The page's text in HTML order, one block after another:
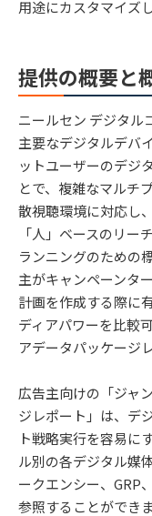
用途にカスタマイズ
提供の概要と
ニールセン デジタル
主要なデジタルデバ
ットユーザーのデジ
とで、複雑なマルチ
散視聴環境に対応し
「人」ベースのリ
ランニングのための
主がキャンペーンタ
計画を作成する際に
ディアパワーを比較
アデータパッケージ
広告主向けの「ジャ
ジレポート」は、デ
ト戦略実行を容易に
ル別の各デジタル媒
ークエンシー、GRP
参照することができ